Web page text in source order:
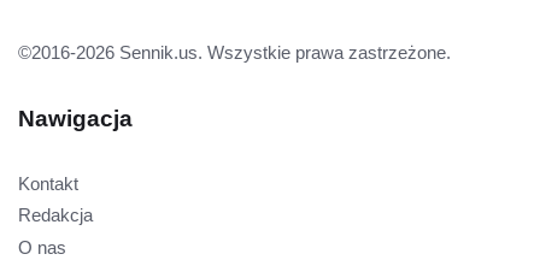
©2016-2026 Sennik.us. Wszystkie prawa zastrzeżone.
Nawigacja
Kontakt
Redakcja
O nas